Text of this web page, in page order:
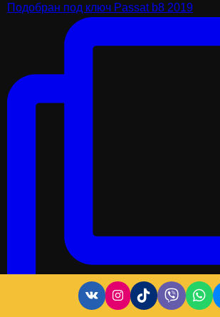
Подобран под ключ Passat b8 2019